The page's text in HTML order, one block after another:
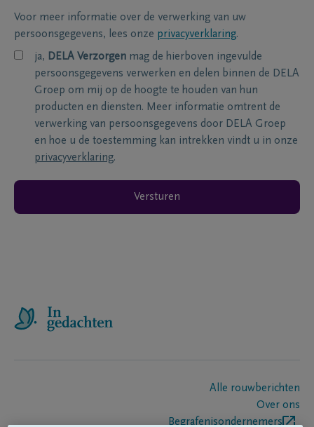
Voor meer informatie over de verwerking van uw
persoonsgegevens, lees onze privacyverklaring.
ja, DELA Verzorgen mag de hierboven ingevulde
persoonsgegevens verwerken en delen binnen de DELA
Groep om mij op de hoogte te houden van hun
producten en diensten. Meer informatie omtrent de
verwerking van persoonsgegevens door DELA Groep
en hoe u de toestemming kan intrekken vindt u in onze
privacyverklaring.
Versturen
Alle rouwberichten
Over ons
Begrafenisondernemers